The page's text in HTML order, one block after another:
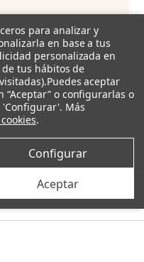
newsletter!
novedades y
mail.
para analizar y
en base a tus
personalizada en
tus hábitos de
Puedes aceptar
“Aceptar” o configurarlas o
Más
.
Configurar
Aceptar